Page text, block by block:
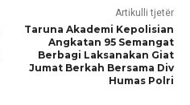
Artikulli tjetër
Taruna Akademi Kepolisian
Angkatan 95 Semangat
Berbagi Laksanakan Giat
Jumat Berkah Bersama Div
Humas Polri